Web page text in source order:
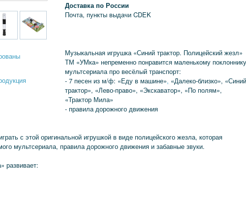
Доставка по России
Почта, пункты выдачи CDEK
Музыкальная игрушка «Синий трактор. Полицейский жезл»
ТМ «УМка» непременно понравится маленькому
мультсериала про весёлый транспорт:
- 7 песен из м/ф: «Еду в машине», «Далеко-близко»,
трактор», «Лево-право», «Экскаватор», «По полям»,
«Трактор Мила»
- правила дорожного движения
с этой оригинальной игрушкой в виде полицейского жезла, которая
мультсериала, правила дорожного движения и забавные звуки.
развивает: